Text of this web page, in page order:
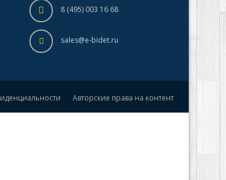
8 (495) 003 16 68
sales@e-bidet.ru
Авторские права на контент